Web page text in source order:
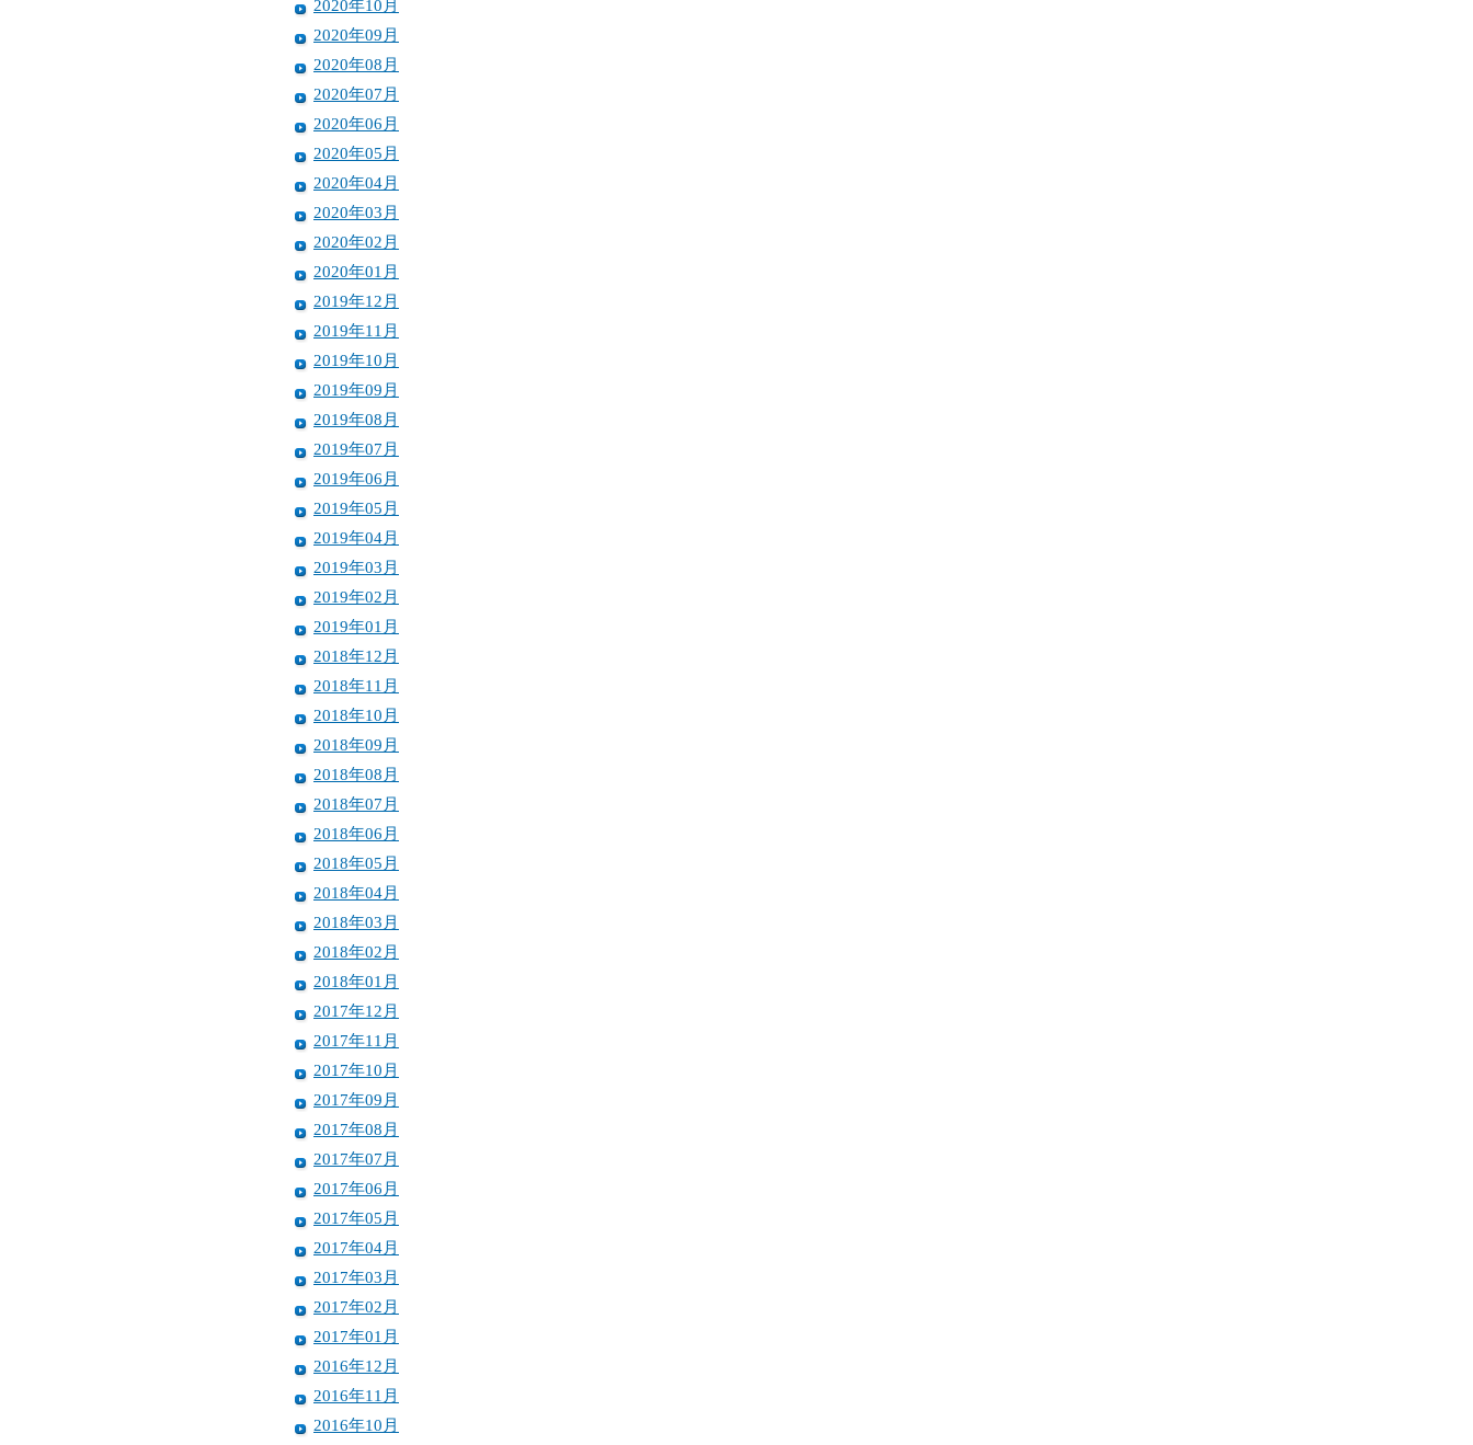
2020年10月
2020年09月
2020年08月
2020年07月
2020年06月
2020年05月
2020年04月
2020年03月
2020年02月
2020年01月
2019年12月
2019年11月
2019年10月
2019年09月
2019年08月
2019年07月
2019年06月
2019年05月
2019年04月
2019年03月
2019年02月
2019年01月
2018年12月
2018年11月
2018年10月
2018年09月
2018年08月
2018年07月
2018年06月
2018年05月
2018年04月
2018年03月
2018年02月
2018年01月
2017年12月
2017年11月
2017年10月
2017年09月
2017年08月
2017年07月
2017年06月
2017年05月
2017年04月
2017年03月
2017年02月
2017年01月
2016年12月
2016年11月
2016年10月